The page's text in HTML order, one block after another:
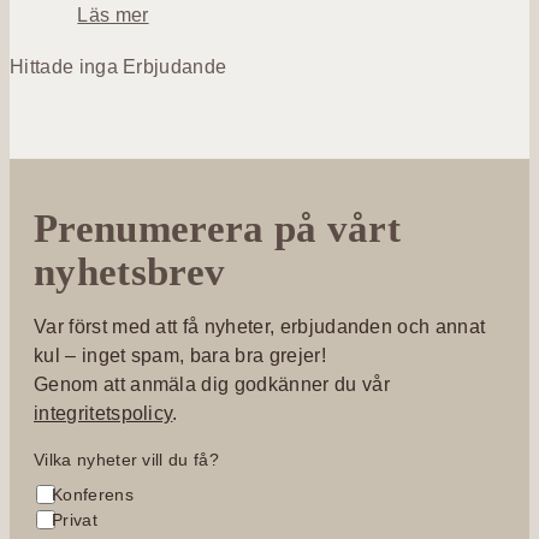
Läs mero
A
a
g
a
e
d
M
a
Hittade inga Erbjudande
Prenumerera på vårt
nyhetsbrev
Var först med att få nyheter, erbjudanden och annat
kul – inget spam, bara bra grejer!
Genom att anmäla dig godkänner du vår
integritetspolicy.
Vilka nyheter vill du få?
Konferens
Privat